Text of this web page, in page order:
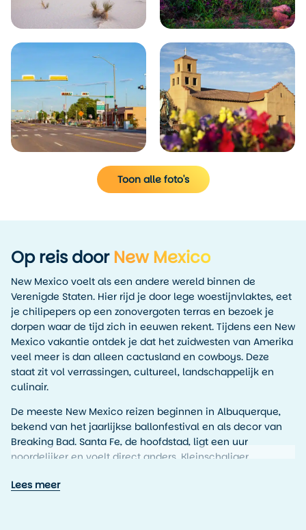
Toon alle foto's
Op reis doorNew Mexico
New Mexico voelt als een andere wereld binnen de
Verenigde Staten. Hier rijd je door lege woestijnvlaktes, eet
je chilipepers op een zonovergoten terras en bezoek je
dorpen waar de tijd zich in eeuwen rekent. Tijdens een New
Mexico vakantie ontdek je dat het zuidwesten van Amerika
veel meer is dan alleen cactusland en cowboys. Deze
staat zit vol verrassingen, cultureel, landschappelijk en
culinair.
De meeste New Mexico reizen beginnen in Albuquerque,
bekend van het jaarlijkse ballonfestival en als decor van
Breaking Bad. Santa Fe, de hoofdstad, ligt een uur
noordelijker en voelt direct anders. Kleinschaliger,
langs adobe huizen, proeft lokale gerechten en dwaalt
Lees meer